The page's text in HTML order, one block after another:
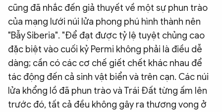
cũng đã nhắc đến giả thuyết về một sự phun trào
của mạng lưới núi lửa phong phú hình thành nên
"Bẫy Siberia". "Để đạt được tỷ lệ tuyệt chủng cao
đặc biệt vào cuối kỷ Permi không phải là điều dễ
dàng; cần có các cơ chế giết chết khác nhau để
tác động đến cả sinh vật biển và trên cạn. Các núi
lửa khổng lồ đã phun trào và Trái Đất từng ấm lên
trước đó, tất cả đều không gây ra thương vong ở